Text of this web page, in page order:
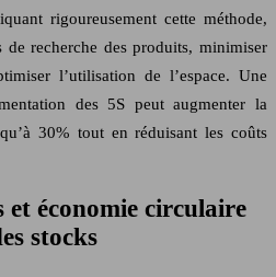
rigoureusement cette méthode,
recherche des produits, minimiser
l’utilisation de l’espace. Une
des 5S peut augmenter la
30% tout en réduisant les coûts
et économie circulaire
stocks